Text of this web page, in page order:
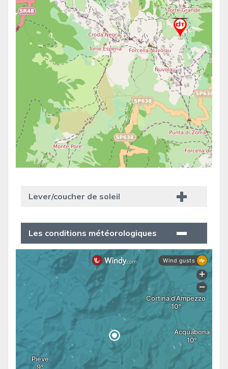
Lever/coucher de soleil
Les conditions météorologiques